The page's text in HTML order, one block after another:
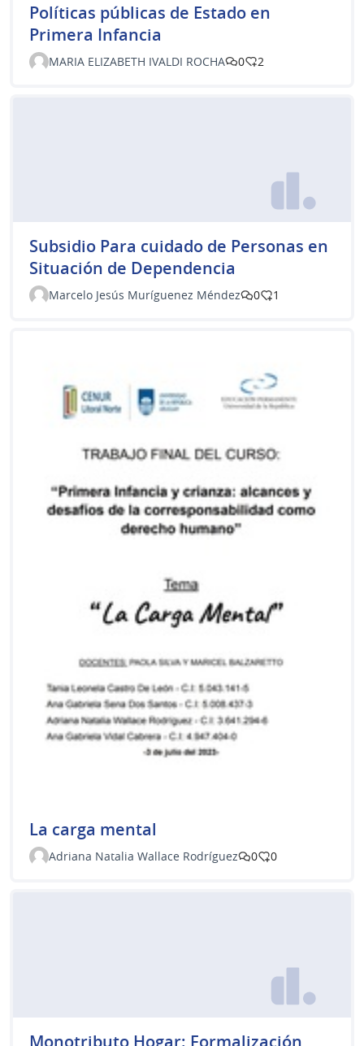
Políticas públicas de Estado en
Primera Infancia
MARIA ELIZABETH IVALDI ROCHA 0 2
Subsidio Para cuidado de Personas en
Situación de Dependencia
Marcelo Jesús Muríguenez Méndez 0 1
La carga mental
Adriana Natalia Wallace Rodríguez 0 0
Monotributo Hogar: Formalización